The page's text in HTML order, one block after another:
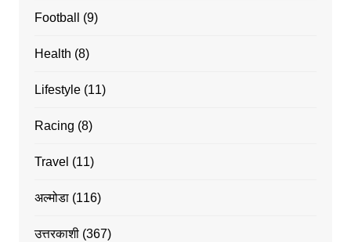
Football (9)
Health (8)
Lifestyle(11)
Racing (8)
Travel (11)
अल्मोडा(116)
उत्तरकाशी(367)